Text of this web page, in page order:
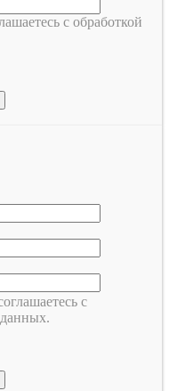
с обработкой
с